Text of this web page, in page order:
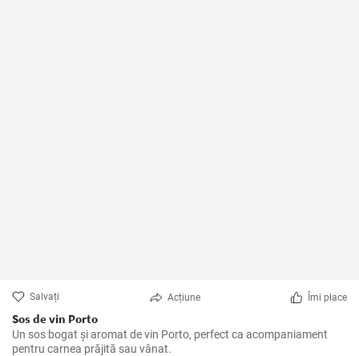
Salvați Acțiune Îmi place
Sos de vin Porto
Un sos bogat și aromat de vin Porto, perfect ca acompaniament
pentru carnea prăjită sau vânat.